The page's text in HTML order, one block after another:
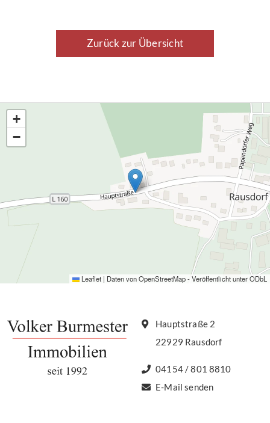
Zurück zur Übersicht
+
−
Leaflet | Daten vonOpenStreetMap- Veröffentlicht unterODbL
Hauptstraße 2
22929 Rausdorf
04154 / 801 8810
E-Mail senden